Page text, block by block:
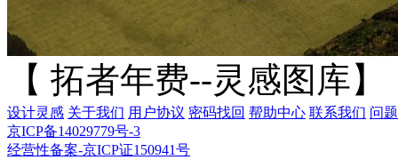
【 拓者年费--灵感图库】
设计灵感 关于我们 用户协议 密码找回 帮助中心 联系我们 问
京ICP备14029779号-3
经营性备案-京ICP证150941号